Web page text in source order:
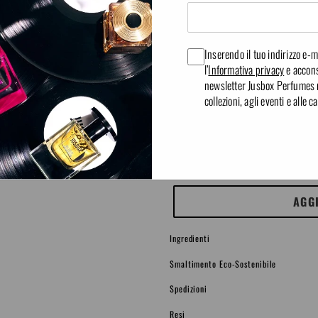
❯
creato della terra delle
bpm si fanno sempre
regole alla chitarra.
esplode oltre i confini
sulla terra: una musica,
Ingredienti
Smaltimento Eco-Sostenibile
Spedizioni
Resi
Inserendo il tuo indirizzo e-
l’Informativa privacye
newsletter Jusbox
collezioni, agli eventi e alle